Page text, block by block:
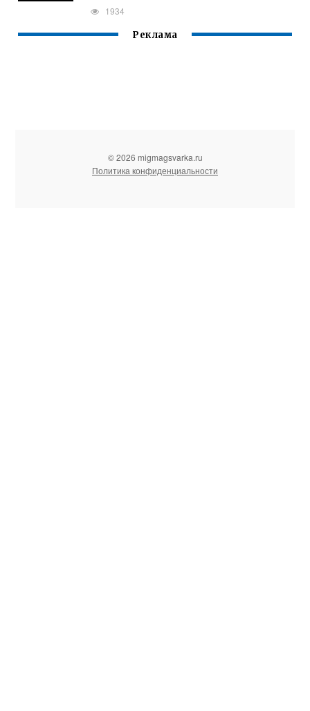
1934
Реклама
© 2026 migmagsvarka.ru
Политика конфиденциальности